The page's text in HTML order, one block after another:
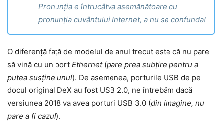
Pronunția e întrucâtva asemănătoare cu
pronunția cuvântului Internet, a nu se confunda!
O diferență față de modelul de anul trecut este că nu pare
să vină cu un port Ethernet(pare prea subțire pentru a
putea susține unul). De asemenea, porturile USB de pe
docul original DeX au fost USB 2.0, ne întrebăm dacă
versiunea 2018 va avea porturi USB 3.0 (din imagine, nu
pare a fi cazul).